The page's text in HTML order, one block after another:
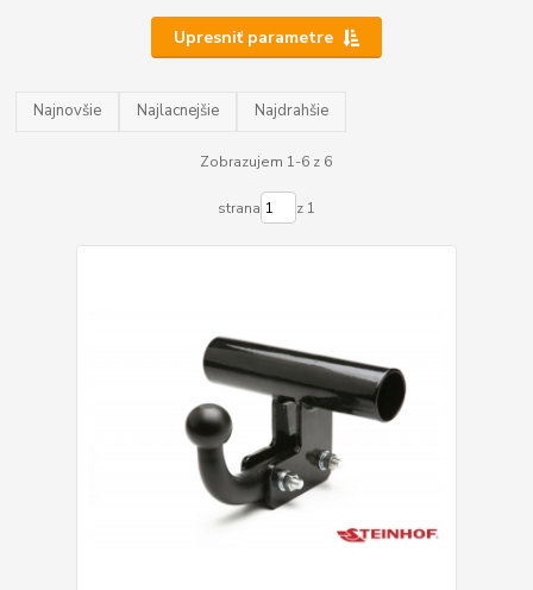
Upresniť parametre
Najnovšie Najlacnejšie Najdrahšie
Zobrazujem 1-6 z 6
strana z 1